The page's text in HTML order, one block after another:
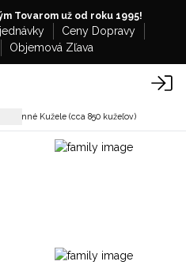
Tovarom už od roku 1995!
Ceny Dopravy
Objemová Zľava
Vonné Kužele (cca 850 kužeľov)